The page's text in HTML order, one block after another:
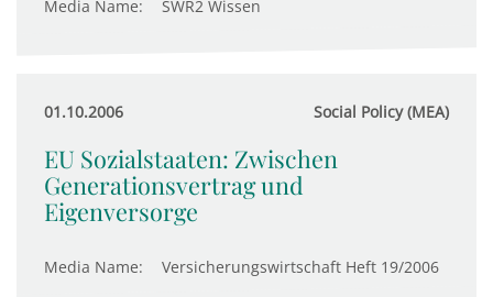
Media Name: SWR2 Wissen
01.10.2006 Social Policy (MEA)
EU Sozialstaaten: Zwischen
Generationsvertrag und
Eigenversorge
Media Name: Versicherungswirtschaft Heft 19/2006